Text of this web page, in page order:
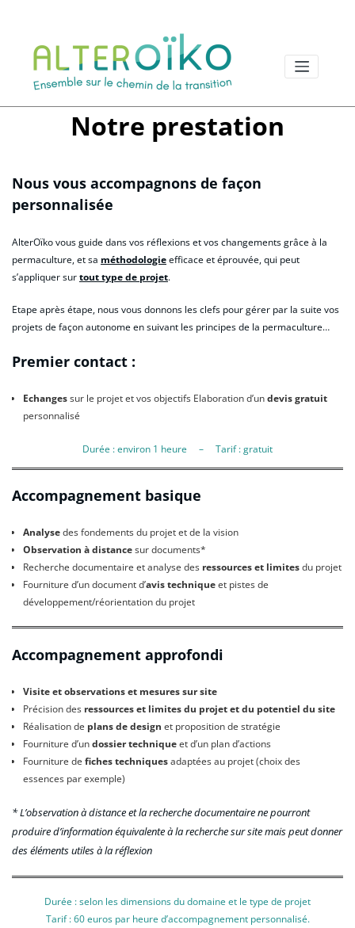
Notre prestation
Nous vous accompagnons de façon
personnalisée
AlterOïko vous guide dans vos réflexions et vos changements grâce à la
permaculture, et sa méthodologieefficace et éprouvée, qui peut
s’appliquer surtout type de projet.
Etape après étape, nous vous donnons les clefs pour gérer par la suite vos
projets de façon autonome en suivant les principes de la permaculture…
Premier contact :
Echangessur le projet et vos objectifs Elaboration d’undevis gratuit
personnalisé
Durée : environ 1 heure – Tarif : gratuit
Accompagnement basique
Analysedes fondements du projet et de la vision
Observation à distancesur documents*
Recherche documentaire et analyse des ressources et limitesdu projet
Fourniture d’un document d’avis techniqueet pistes de
développement/réorientation du projet
Accompagnement approfondi
Visite et observations et mesures sur site
Précision des ressources et limites du projet et du potentiel du site
Réalisation de plans de design et proposition de stratégie
Fourniture d’undossier techniqueet d’un plan d’actions
Fourniture de fiches techniquesadaptées au projet (choix des
essences par exemple)
* L’observation à distance et la recherche documentaire ne pourront
produire d’information équivalente à la recherche sur site mais peut donner
des éléments utiles à la réflexion
Durée : selon les dimensions du domaine et le type de projet
Tarif : 60 euros par heure d’accompagnement personnalisé.